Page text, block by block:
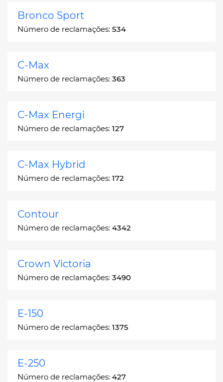
Bronco Sport
Número de reclamações: 534
C-Max
Número de reclamações: 363
C-Max Energi
Número de reclamações: 127
C-Max Hybrid
Número de reclamações: 172
Contour
Número de reclamações: 4342
Crown Victoria
Número de reclamações: 3490
E-150
Número de reclamações: 1375
E-250
Número de reclamações: 427